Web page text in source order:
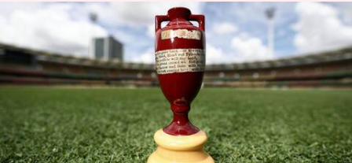
एशेज सीरीज से जुड़े कुछ दिलचस्प
फैक्ट्स जिन्हें आप जरूर जानना
चाहेंगे
Dec 02, 2021 04:44 pm
क्या है खबर?